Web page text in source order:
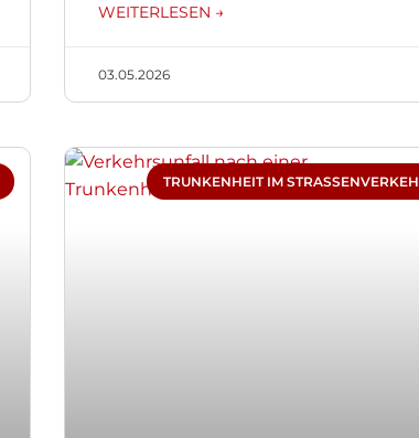
WEITERLESEN →
03.05.2026
TRUNKENHEIT IM STRASSENVERKEHR